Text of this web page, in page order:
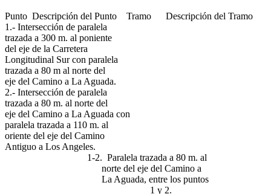
Punto Descripción del Punto Tramo Descripción del Tramo
1.- Intersección de paralela
trazada a 300 m. al poniente
del eje de la Carretera
Longitudinal Sur con paralela
trazada a 80 m al norte del
eje del Camino a La Aguada.
2.- Intersección de paralela
trazada a 80 m. al norte del
eje del Camino a La Aguada con
paralela trazada a 110 m. al
oriente del eje del Camino
Antiguo a Los Angeles.
1-2. Paralela trazada a 80 m. al
norte del eje del Camino a
La Aguada, entre los puntos
1 y 2.